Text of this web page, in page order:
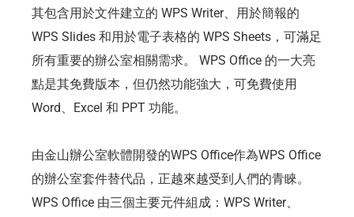
其包含用於文件建立的 WPS Writer、用於簡報的
WPS Slides 和用於電子表格的 WPS Sheets，可滿足
所有重要的辦公室相關需求。 WPS Office 的一大亮
點是其免費版本，但仍然功能強大，可免費使用
Word、Excel 和 PPT 功能。
由金山辦公室軟體開發的WPS Office作為WPS Office
的辦公室套件替代品，正越來越受到人們的青睞。
WPS Office 由三個主要元件組成：WPS Writer、